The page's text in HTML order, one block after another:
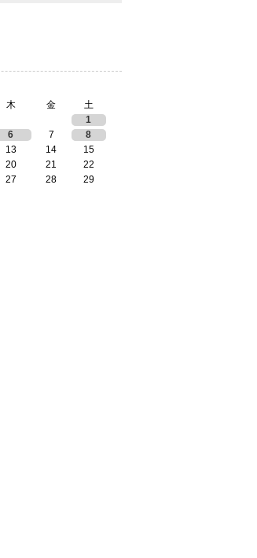
木 金
土
1
6 7
8
13 14
15
20 21
22
27 28
29